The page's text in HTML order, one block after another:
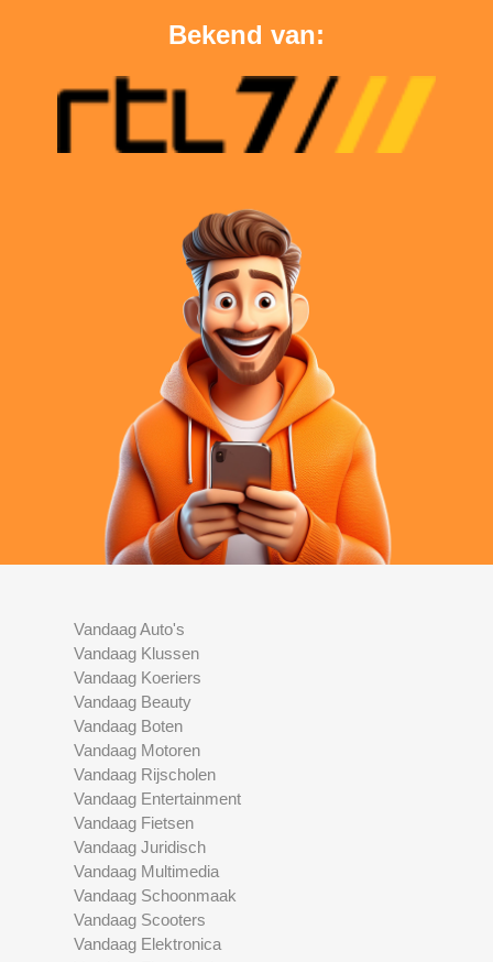
Bekend van:
Vandaag Auto's
Vandaag Klussen
Vandaag Koeriers
Vandaag Beauty
Vandaag Boten
Vandaag Motoren
Vandaag Rijscholen
Vandaag Entertainment
Vandaag Fietsen
Vandaag Juridisch
Vandaag Multimedia
Vandaag Schoonmaak
Vandaag Scooters
Vandaag Elektronica